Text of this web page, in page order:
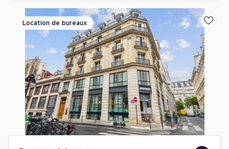
Location de bureaux